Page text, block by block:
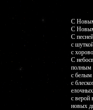
С
С
С
с
с
С
полным
с белым
с
с верой
новых